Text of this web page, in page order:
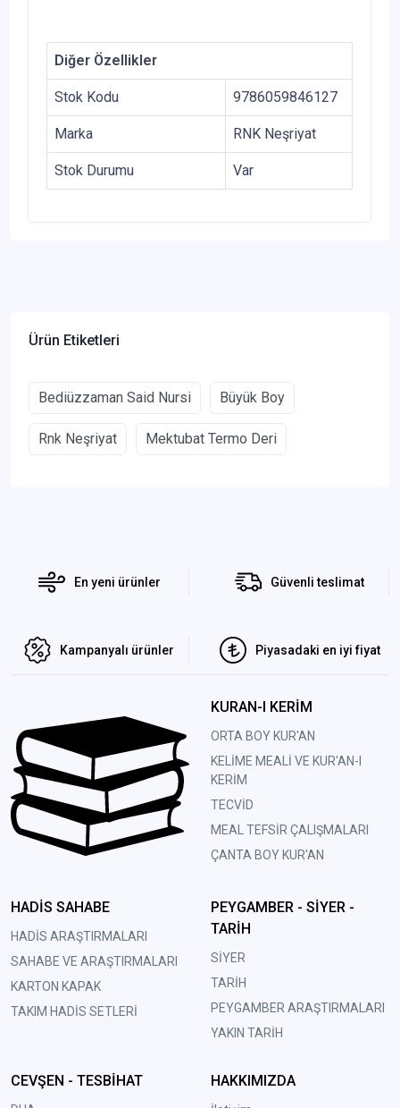
Diğer Özellikler
Stok Kodu 9786059846127
Marka RNK Neşriyat
Stok Durumu Var
Ürün Etiketleri
Bediüzzaman Said Nursi Büyük Boy
Rnk Neşriyat Mektubat Termo Deri
En yeni ürünler Güvenli teslimat
Kampanyalı ürünler Piyasadaki en iyi fiyat
KURAN-I KERİM
ORTA BOY KUR'AN
KELİME MEALİ VE KUR'AN-I
KERİM
TECVİD
MEAL TEFSİR ÇALIŞMALARI
ÇANTA BOY KUR'AN
HADİS SAHABE
HADİS ARAŞTIRMALARI
SAHABE VE ARAŞTIRMALARI
KARTON KAPAK
TAKIM HADİS SETLERİ
PEYGAMBER - SİYER -
TARİH
SİYER
TARİH
PEYGAMBER ARAŞTIRMALARI
YAKIN TARİH
CEVŞEN - TESBİHAT HAKKIMIZDA